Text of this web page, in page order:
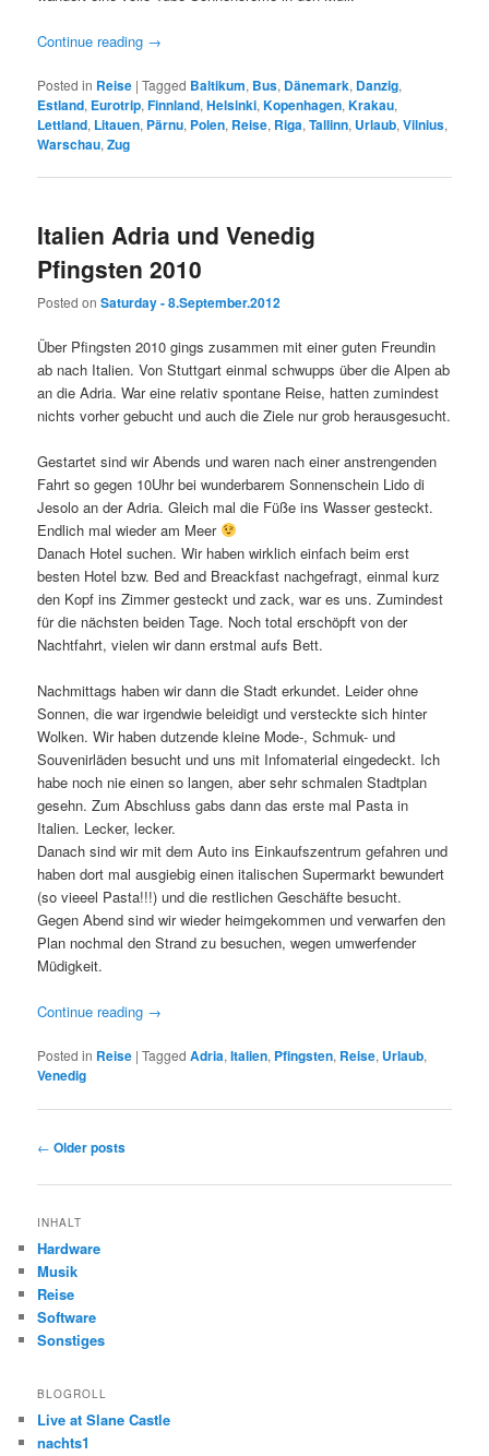
Continue reading →
Posted in Reise |Tagged Baltikum, Bus, Dänemark, Danzig,
Estland, Eurotrip,Finnland,Helsinki,Kopenhagen,Krakau,
Lettland, Litauen, Pärnu, Polen, Reise, Riga,Tallinn, Urlaub,Vilnius,
Warschau,Zug
Italien Adria und Venedig
Pfingsten 2010
Posted onSaturday - 8.September.2012
Über Pfingsten 2010 gings zusammen mit einer guten Freundin
ab nach Italien. Von Stuttgart einmal schwupps über die Alpen ab
an die Adria. War eine relativ spontane Reise, hatten zumindest
nichts vorher gebucht und auch die Ziele nur grob herausgesucht.
Gestartet sind wir Abends und waren nach einer anstrengenden
Fahrt so gegen 10Uhr bei wunderbarem Sonnenschein Lido di
Jesolo an der Adria. Gleich mal die Füße ins Wasser gesteckt.
Endlich mal wieder am Meer
Danach Hotel suchen. Wir haben wirklich einfach beim erst
besten Hotel bzw. Bed and Breackfast nachgefragt, einmal kurz
den Kopf ins Zimmer gesteckt und zack, war es uns. Zumindest
für die nächsten beiden Tage. Noch total erschöpft von der
Nachtfahrt, vielen wir dann erstmal aufs Bett.
Nachmittags haben wir dann die Stadt erkundet. Leider ohne
Sonnen, die war irgendwie beleidigt und versteckte sich hinter
Wolken. Wir haben dutzende kleine Mode-, Schmuk- und
Souvenirläden besucht und uns mit Infomaterial eingedeckt. Ich
habe noch nie einen so langen, aber sehr schmalen Stadtplan
gesehn. Zum Abschluss gabs dann das erste mal Pasta in
Italien. Lecker, lecker.
Danach sind wir mit dem Auto ins Einkaufszentrum gefahren und
haben dort mal ausgiebig einen italischen Supermarkt bewundert
(so vieeel Pasta!!!) und die restlichen Geschäfte besucht.
Gegen Abend sind wir wieder heimgekommen und verwarfen den
Plan nochmal den Strand zu besuchen, wegen umwerfender
Müdigkeit.
Continue reading →
Posted in Reise |Tagged Adria,Italien, Pfingsten, Reise, Urlaub,
Venedig
Post
← Older posts
INHALT
Hardware
Musik
Reise
Software
Sonstiges
BLOGROLL
Live at Slane Castle
nachts1